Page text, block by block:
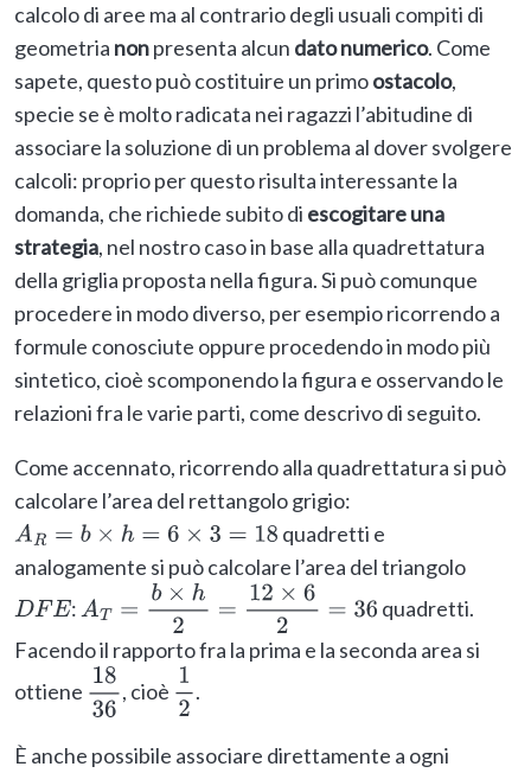
calcolo di aree ma al contrario degli usuali compiti di
geometria nonpresenta alcun dato numerico. Come
sapete, questo può costituire un primoostacolo,
specie se è molto radicata nei ragazzi l’abitudine di
associare la soluzione di un problema al dover svolgere
calcoli: proprio per questo risulta interessante la
domanda, che richiede subito di escogitare una
strategia, nel nostro caso in base alla quadrettatura
della griglia proposta nella figura. Si può comunque
procedere in modo diverso, per esempio ricorrendo a
formule conosciute oppure procedendo in modo più
sintetico, cioè scomponendo la figura e osservando le
relazioni fra le varie parti, come descrivo di seguito.
Come accennato, ricorrendo alla quadrettatura si può
calcolare l’area del rettangolo grigio:
AR= b× h=6 ×3 =18
quadretti e
analogamente si può calcolare l’area del triangolo
DFE :AT= b× h2=12× 62 =36
quadretti.
Facendo il rapporto fra la prima e la seconda area si
ottiene 1836, cioè 12.
È anche possibile associare direttamente a ogni